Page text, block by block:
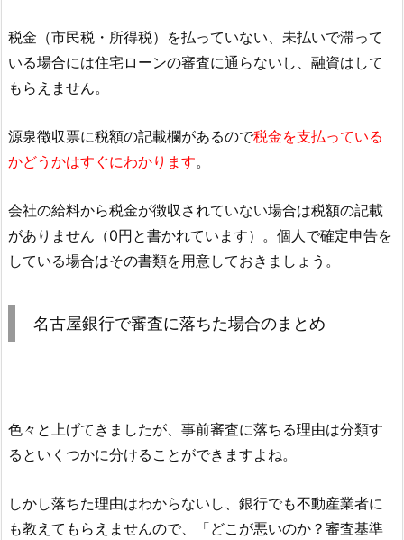
税金（市民税・所得税）を払っていない、未払いで滞って
いる場合には住宅ローンの審査に通らないし、融資はして
もらえません。
源泉徴収票に税額の記載欄があるので税金を支払っている
かどうかはすぐにわかります。
会社の給料から税金が徴収されていない場合は税額の記載
がありません（0円と書かれています）。個人で確定申告を
している場合はその書類を用意しておきましょう。
名古屋銀行で審査に落ちた場合のまとめ
色々と上げてきましたが、事前審査に落ちる理由は分類す
るといくつかに分けることができますよね。
しかし落ちた理由はわからないし、銀行でも不動産業者に
も教えてもらえませんので、「どこが悪いのか？審査基準